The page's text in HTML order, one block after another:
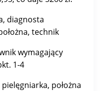
diagnosta
technik
wymagający
1-4
położna